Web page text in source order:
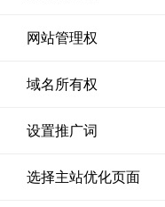
网站管理权
域名所有权
设置推广词
选择主站优化页面